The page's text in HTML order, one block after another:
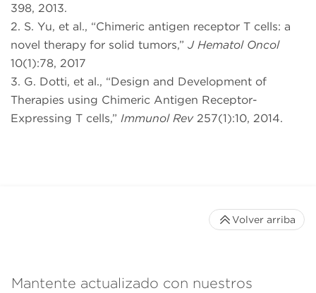
398, 2013.
2. S. Yu, et al., “Chimeric antigen receptor T cells: a
novel therapy for solid tumors,” J Hematol Oncol
10(1):78, 2017
3. G. Dotti, et al., “Design and Development of
Therapies using Chimeric Antigen Receptor-
Expressing T cells,” Immunol Rev 257(1):10, 2014.
Mantente actualizado con nuestros
Volver arriba